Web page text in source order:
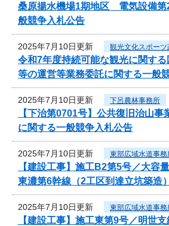
桑原揚水機場1期地区 電気設備第
般競争入札公告
2025年7月10日更新 観光文化スポーツ
令和7年度持続可能な観光に関す
等の運営等業務委託に関する一般
2025年7月10日更新 下呂農林事務所
【下治第0701号】公共復旧治山
に関する一般競争入札公告
2025年7月10日更新 東部広域水道事務
【建設工事】施工B2第5号／大容
東濃第6幹線（2工区到達立坑築造
2025年7月10日更新 東部広域水道事務
【建設工事】施工東第9号／明世